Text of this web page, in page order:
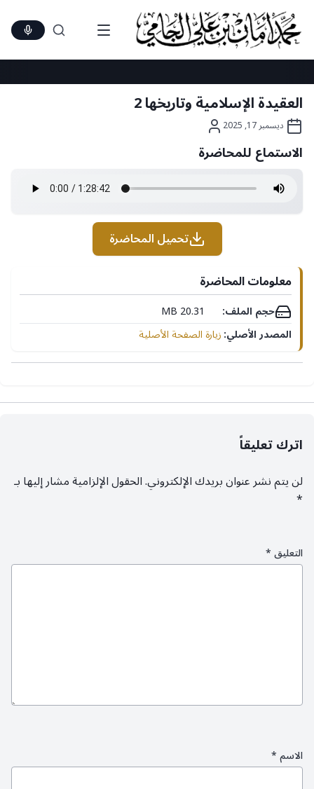
Skip
content
العقيدة الإسلامية وتاريخها 2
ديسمبر 17, 2025
الاستماع للمحاضرة
تحميل المحاضرة
معلومات المحاضرة
حجم الملف:
20.31 MB
المصدر الأصلي:زيارة الصفحة الأصلية
اترك تعليقاً
لن يتم نشر عنوان بريدك الإلكتروني.الحقول الإلزامية مشار إليها بـ
*
التعليق*
الاسم*